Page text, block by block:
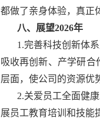
都做了亲身体验，真正
八、展望2026年
1.完善科技创新体
吸收再创新、产学研
层面，使公司的资源优
2.关爱员工全面健
展员工教育培训和技能